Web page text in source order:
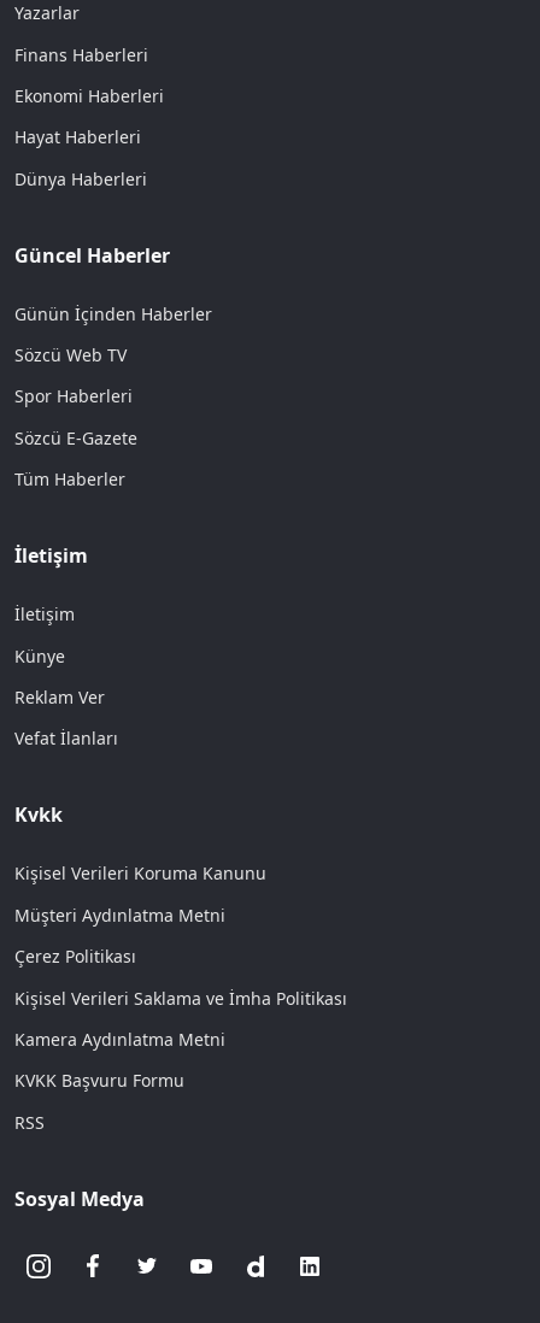
Yazarlar
Finans Haberleri
Ekonomi Haberleri
Hayat Haberleri
Dünya Haberleri
Güncel Haberler
Günün İçinden Haberler
Sözcü Web TV
Spor Haberleri
Sözcü E-Gazete
Tüm Haberler
İletişim
İletişim
Künye
Reklam Ver
Vefat İlanları
Kvkk
Kişisel Verileri Koruma Kanunu
Müşteri Aydınlatma Metni
Çerez Politikası
Kişisel Verileri Saklama ve İmha Politikası
Kamera Aydınlatma Metni
KVKK Başvuru Formu
RSS
Sosyal Medya